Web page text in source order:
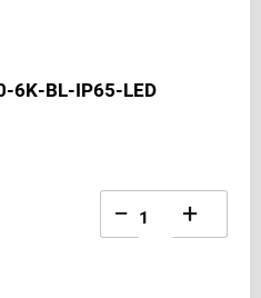
6K-BL-IP65-LED
− +